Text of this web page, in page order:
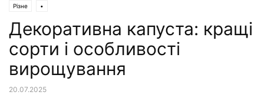
Різне •
Декоративна капуста: кращі
сорти і особливості
вирощування
20.07.2025